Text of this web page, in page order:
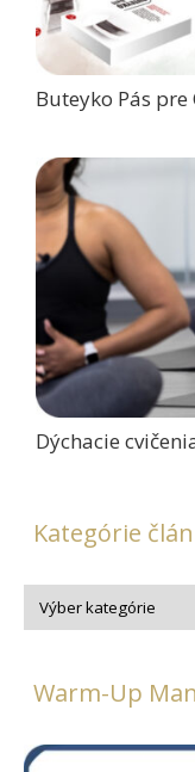
Buteyko Pás
Dýchacie
Kategórie
Warm-Up